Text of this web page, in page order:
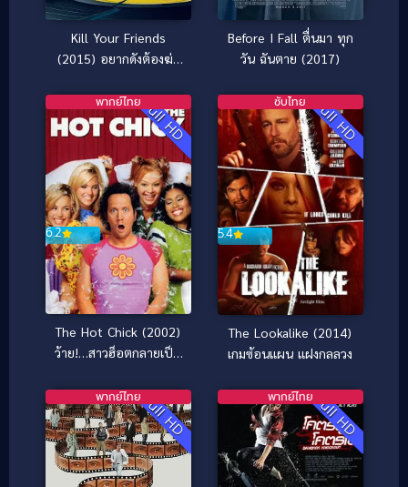
Kill Your Friends
(2015) อยากดังต้องฆ่า
Before I Fall ตื่นมา ทุก
วัน ฉันตาย (2017)
Full HD
6.2
พากย์ไทย
The Hot Chick (2002)
ว้าย!…สาวฮ็อตกลายเป็น
Full HD
5.4
ซับไทย
The Lookalike (2014)
เกมซ้อนแผน แฝงกลลวง
Full HD
พากย์ไทย Full HD
พากย์ไทย